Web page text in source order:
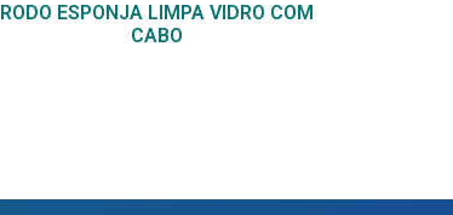
RODO ESPONJA LIMPA VIDRO COM
CABO